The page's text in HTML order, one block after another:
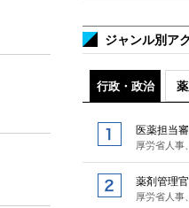
ジャンル別ア
行政・政治
医薬担当
厚労省人事
薬剤管理
厚労省人事